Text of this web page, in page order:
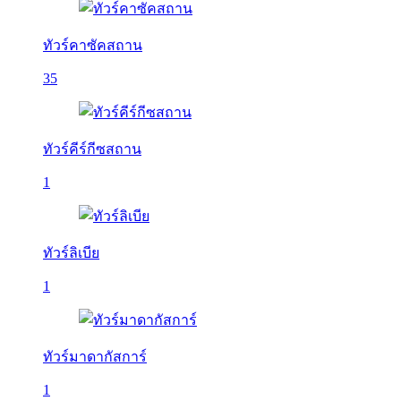
ทัวร์คาซัคสถาน
35
ทัวร์คีร์กีซสถาน
1
ทัวร์ลิเบีย
1
ทัวร์มาดากัสการ์
1